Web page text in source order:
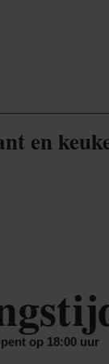
en
op 18:00 uur